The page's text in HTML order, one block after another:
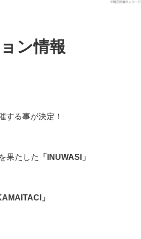
ン情報
する事が決定！
果たした 「INUWASI」
」